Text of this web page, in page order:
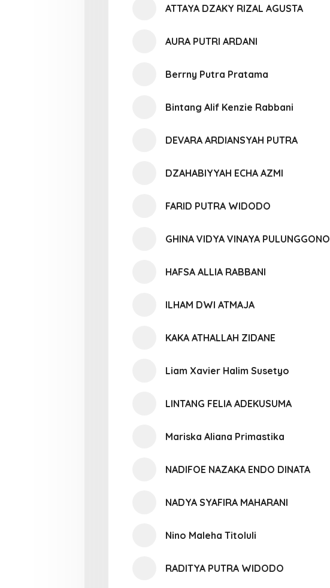
ATTAYA DZAKY RIZAL AGUSTA
AURA PUTRI ARDANI
Berrny Putra Pratama
Bintang Alif Kenzie Rabbani
DEVARA ARDIANSYAH PUTRA
DZAHABIYYAH ECHA AZMI
FARID PUTRA WIDODO
GHINA VIDYA VINAYA PULUNGGONO
HAFSA ALLIA RABBANI
ILHAM DWI ATMAJA
KAKA ATHALLAH ZIDANE
Liam Xavier Halim Susetyo
LINTANG FELIA ADEKUSUMA
Mariska Aliana Primastika
NADIFOE NAZAKA ENDO DINATA
NADYA SYAFIRA MAHARANI
Nino Maleha Titoluli
RADITYA PUTRA WIDODO